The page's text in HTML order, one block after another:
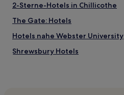
2-Sterne-Hotels in Chillicothe
The Gate: Hotels
Hotels nahe Webster University
Shrewsbury Hotels